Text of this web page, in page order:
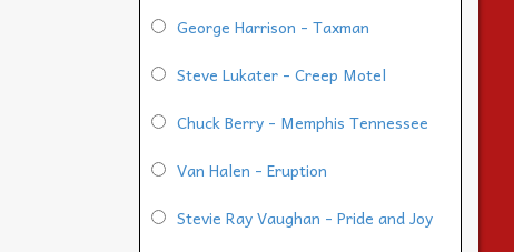
George Harrison - Taxman
Steve Lukater - Creep Motel
Chuck Berry - Memphis Tennessee
Van Halen - Eruption
Stevie Ray Vaughan - Pride and Joy